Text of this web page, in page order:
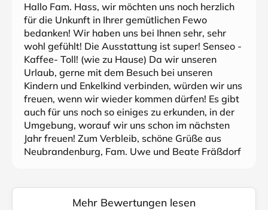
Hallo Fam. Hass, wir möchten uns noch herzlich
für die Unkunft in Ihrer gemütlichen Fewo
bedanken! Wir haben uns bei Ihnen sehr, sehr
wohl gefühlt! Die Ausstattung ist super! Senseo -
Kaffee- Toll! (wie zu Hause) Da wir unseren
Urlaub, gerne mit dem Besuch bei unseren
Kindern und Enkelkind verbinden, würden wir uns
freuen, wenn wir wieder kommen dürfen! Es gibt
auch für uns noch so einiges zu erkunden, in der
Umgebung, worauf wir uns schon im nächsten
Jahr freuen! Zum Verbleib, schöne Grüße aus
Neubrandenburg, Fam. Uwe und Beate Fräßdorf
Mehr Bewertungen lesen